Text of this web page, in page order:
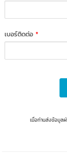
เบอร์ติดต่อ*
เมื่อท่านส่งข้อมูล